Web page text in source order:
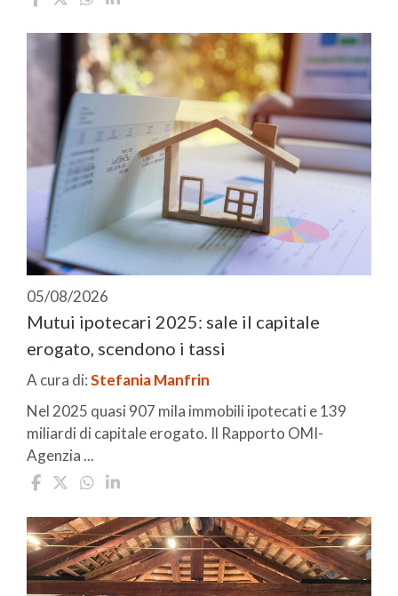
05/08/2026
Mutui ipotecari 2025: sale il capitale
erogato, scendono i tassi
A cura di:Stefania Manfrin
Nel 2025 quasi 907 mila immobili ipotecati e 139
miliardi di capitale erogato. Il Rapporto OMI-
Agenzia ...